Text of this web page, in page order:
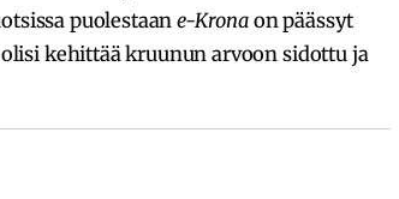
puolestaane-Krona on päässyt
kehittää kruunun arvoon sidottu ja